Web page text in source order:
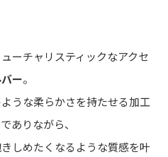
ーチャリスティックなアクセ
ー。
うな柔らかさを持たせる加工
ありながら、
しめたくなるような質感を叶